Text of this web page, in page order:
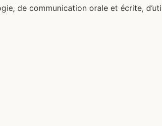
de communication orale et écrite,